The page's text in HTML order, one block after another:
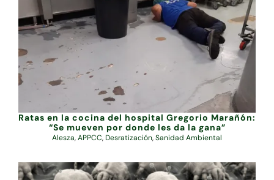
Ratas en la cocina del hospital Gregorio Marañón:
“Se mueven por donde les da la gana”
Alesza,APPCC,Desratización,Sanidad Ambiental